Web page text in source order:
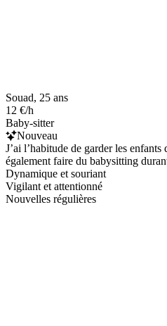
Souad, 25 ans
12 €/h
Baby-sitter
Nouveau
J’ai l’habitude de garder les
également faire du babysitting
Dynamique et souriant
Vigilant et attentionné
Nouvelles régulières